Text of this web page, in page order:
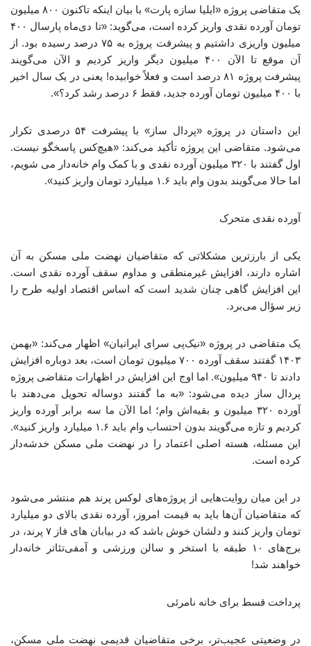
یک متقاضی پروژه «ایلیا سازه پارت» با بیان اینکه تاکنون ۸۰۰ میلیون
تومان آورده نقدی واریز کرده است، می‌گوید: «تا دی‌ماه پارسال ۴۰۰
میلیون واریزی داشتیم و پیشرفت پروژه به ۷۵ درصد رسیده بود. از
آن موقع تا الآن ۴۰۰ میلیون دیگر واریز کردیم و الآن می‌گویند
پیشرفت پروژه ۸۱ درصد است و فعلاً خوابیده! یعنی در یک سال اخیر
با ۴۰۰ میلیون تومان آورده جدید، فقط ۶ درصد رشد کرد؟».
این داستان در پروژه «پردال ساز» با پیشرفت ۵۴ درصدی تکرار
می‌شود. متقاضی این پروژه تأکید می‌کند: «هیچ‌کس پاسخگو نیست.
اول گفتند با ۳۲۰ میلیون آورده نقدی و با کمک وام خانه‌دار می شویم،
اما حالا می‌گویند بدون وام باید ۱.۶ میلیارد تومان واریز کنید».
آورده نقدی متحرک
یکی از بارزترین مشکلاتی که متقاضیان نهضت ملی مسکن به آن
اشاره دارند، افزایش غیرمنطقی و مداوم سقف آورده نقدی است.
این افزایش گاهی چنان شدید است که اساس اقتصاد اولیه طرح را
زیر سؤال می‌برد.
یک متقاضی در پروژه «نیک‌پی سرای ایرانیان» اظهار می‌کند: «بهمن
۱۴۰۳ گفتند سقف آورده ۷۰۰ میلیون تومان است، بعد دوباره افزایش
دادند تا ۹۴۰ میلیون». اما اوج این افزایش در اظهارات متقاضی پروژه
پردال ساز دیده می‌شود: «به ما گفتند دوساله تحویل می‌دهند با
آورده ۳۲۰ میلیون و بقیه‌اش وام؛ اما الآن ما سه برابر آورده واریز
کردیم و تازه می‌گویند بدون احتساب وام باید ۱.۶ میلیارد واریز کنید».
این مسئله، هسته اصلی اعتماد را در نهضت ملی مسکن خدشه‌دار
کرده است.
در این میان روایت‌هایی از پروژه‌های لوکس پرند هم منتشر می‌شود
که متقاضیان آن‌ها باید به قیمت امروز، آورده نقدی بالای دو میلیارد
تومان واریز کنند و دلشان خوش باشد که در بیابان های فاز ۷ پرند، در
برج‌های ۱۰ طبقه با استخر و سالن ورزشی و آمفی‌تئاتر خانه‌دار
خواهند شد!
پرداخت قسط برای خانه نامرئی
در وضعیتی عجیب‌تر، برخی متقاضیان قدیمی نهضت ملی مسکن،